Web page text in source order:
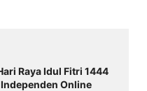
Raya Idul Fitri 1444
Online